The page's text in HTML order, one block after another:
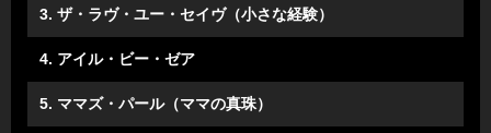
3. ザ・ラヴ・ユー・セイヴ（小さな経験）
4. アイル・ビー・ゼア
5. ママズ・パール（ママの真珠）